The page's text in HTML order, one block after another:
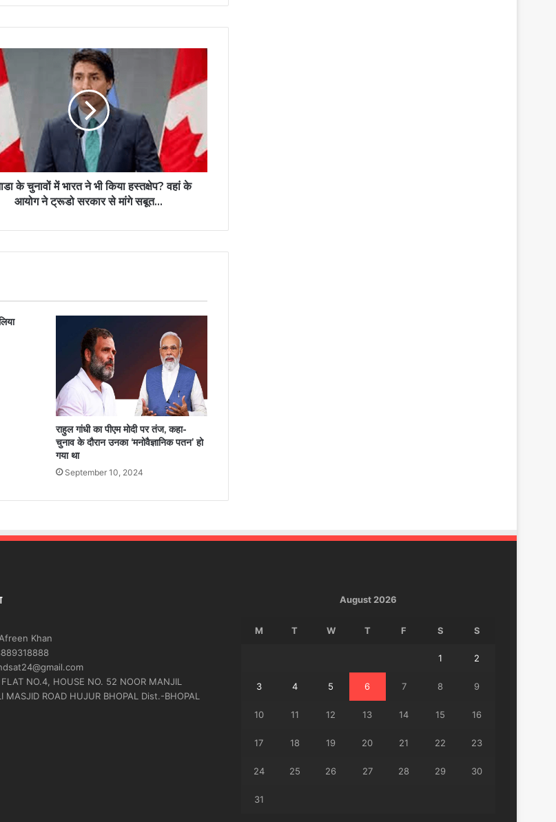
के चुनावों में भारत ने भी किया हस्तक्षेप? वहां के
आयोग ने ट्रूडो सरकार से मांगे सबूत...
राहुल गांधी का पीएम मोदी पर तंज, कहा-
चुनाव के दौरान उनका ‘मनोवैज्ञानिक पतन’ हो
गया था
September 10, 2024
Khan
FLAT NO.4, HOUSE NO. 52 NOOR MANJIL
MASJID ROAD HUJUR BHOPAL Dist.-BHOPAL
August 2026
M T W T F S S
1 2
3 4 5 6 7 8 9
10 11 12 13 14 15 16
17 18 19 20 21 22 23
24 25 26 27 28 29 30
31